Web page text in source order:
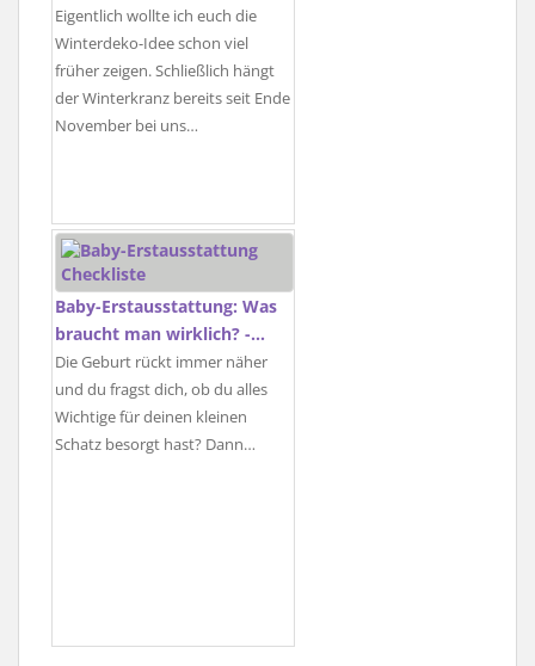
Eigentlich wollte ich euch die
Winterdeko-Idee schon viel
früher zeigen. Schließlich hängt
der Winterkranz bereits seit Ende
November bei uns…
Baby-Erstausstattung: Was
braucht man wirklich? -…
Die Geburt rückt immer näher
und du fragst dich, ob du alles
Wichtige für deinen kleinen
Schatz besorgt hast? Dann…